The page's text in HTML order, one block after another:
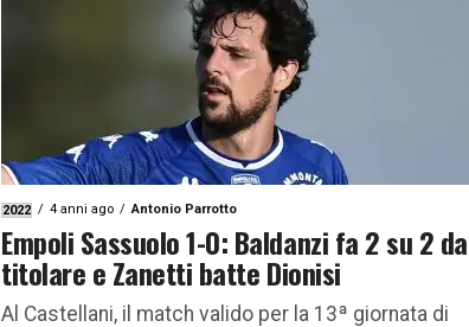
2022 4 anni ago Antonio Parrotto
Empoli Sassuolo 1-0: Baldanzi fa 2 su 2 da
titolare e Zanetti batte Dionisi
Al Castellani, il match valido per la 13ª giornata di